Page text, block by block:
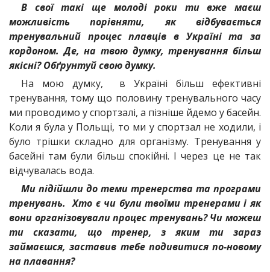
В свої такі ще молоді роки ти вже маєш
можливість порівняти, як відбувається
тренувальний процес плавців в Україні та за
кордоном. Де, на твою думку, тренування більш
якісні? Обґрунтуй свою думку.
На мою думку, в Україні більш ефективні
тренування, тому що половину тренувального часу
ми проводимо у спортзалі, а пізніше йдемо у басейн.
Коли я була у Польщі, то ми у спортзал не ходили, і
було трішки складно для організму. Тренування у
басейні там були більш спокійні. І через це не так
відчувалась вода.
Ми підійшли до теми тренерства та програми
тренувань. Хто є чи були твоїми тренерами і як
вони організовували процес тренувань? Чи можеш
ти сказати, що тренер, з яким ти зараз
займаєшся, заставив тебе подивитися по-новому
на плавання?